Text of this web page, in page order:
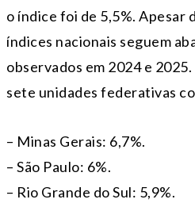
o índice foi de 5,5%. Apesar
índices nacionais seguem
observados em 2024 e
sete unidades federativas
– Minas Gerais: 6,7%.
– São Paulo: 6%.
– Rio Grande do Sul: 5,9%.